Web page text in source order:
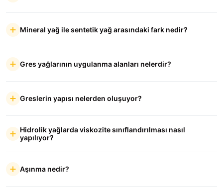
Mineral yağ ile sentetik yağ arasındaki fark nedir?
Gres yağlarının uygulanma alanları nelerdir?
Greslerin yapısı nelerden oluşuyor?
Hidrolik yağlarda viskozite sınıflandırılması nasıl
yapılıyor?
Aşınma nedir?